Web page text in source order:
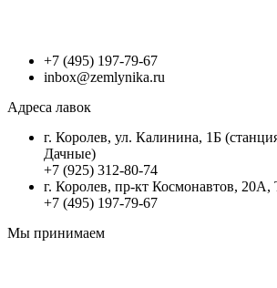
+7 (495) 197-79-67
inbox@zemlynika.ru
Адреса лавок
г. Королев, ул. Калинина, 1Б
Дачные)
+7 (925) 312-80-74
г. Королев, пр-кт Космонавтов,
+7 (495) 197-79-67
Мы принимаем